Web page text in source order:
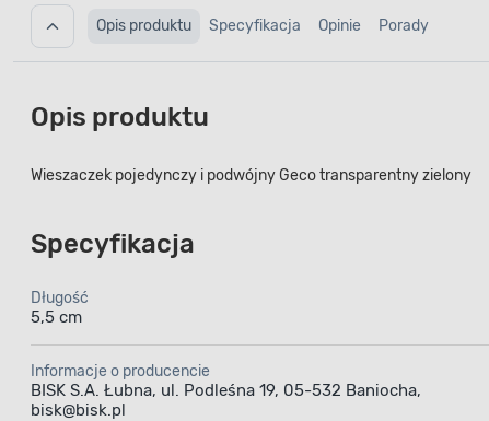
Opis produktu Specyfikacja Opinie Porady
Opis produktu
Wieszaczek pojedynczy i podwójny Geco transparentny zielony
Specyfikacja
Długość
5,5 cm
Informacje o producencie
BISK S.A. Łubna, ul. Podleśna 19, 05-532 Baniocha,
bisk@bisk.pl